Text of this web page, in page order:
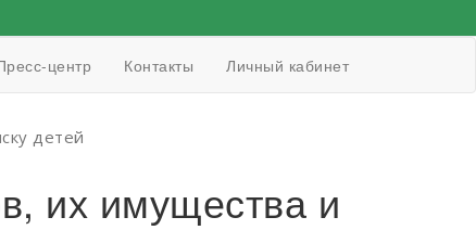
центр Контакты Личный кабинет
детей
их имущества и